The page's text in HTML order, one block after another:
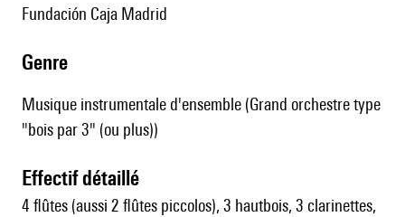
Fundación Caja Madrid
genre
Musique instrumentale d'ensemble (Grand orchestre type
"bois par 3" (ou plus))
effectif détaillé
4 flûtes (aussi 2 flûtes piccolos), 3 hautbois, 3 clarinettes,